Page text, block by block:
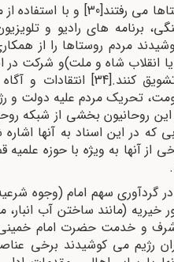
می رفتند[30] و با استفاده
برنامه های رادیو و
مردم روستاها را از
انقلاب شاه و ملت)و شرکت در
کنند.[34] انتقادات و
تحریک مردم علیه دولت و
این روحانیون بخشی از شبکه
که در این اسناد به آنها
از آنها به ویژه با حوزه علمیه
گردآوری سهم امام (وجوه
(مانند ساختن آب
و خدمت حضرت امام
رژیم می کوشیدند برخی